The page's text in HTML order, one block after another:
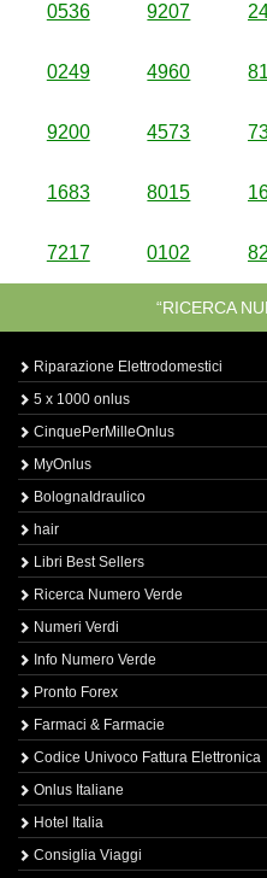
0536 9207
0249 4960
9200 4573
1683 8015
7217 0102
“RICERCA
Riparazione Elettrodomestici
5 x 1000 onlus
CinquePerMilleOnlus
MyOnlus
BolognaIdraulico
hair
Libri Best Sellers
Ricerca Numero Verde
Numeri Verdi
Info Numero Verde
Pronto Forex
Farmaci & Farmacie
Codice Univoco Fattura Elettronica
Onlus Italiane
Hotel Italia
Consiglia Viaggi